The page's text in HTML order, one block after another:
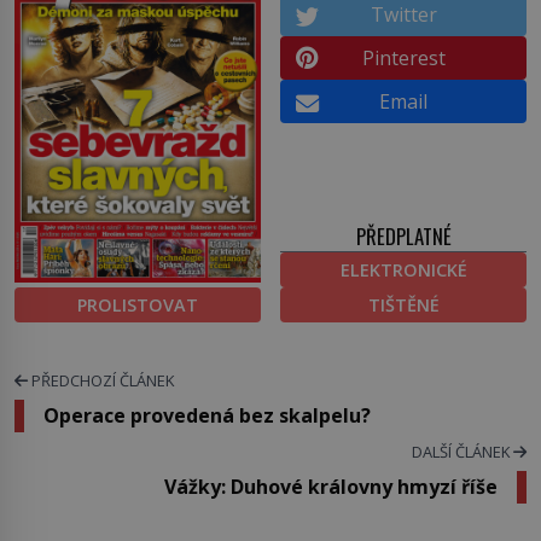
PROLISTOVAT
Twitter
Pinterest
Email
PŘEDPLATNÉ
ELEKTRONICKÉ
TIŠTĚNÉ
PŘEDCHOZÍ ČLÁNEK
Operace provedená bez skalpelu?
DALŠÍ ČLÁNEK
Vážky: Duhové královny hmyzí říše